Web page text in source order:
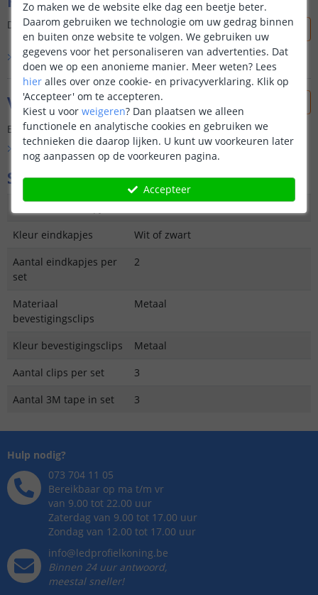
Dit product is nog niet beoordeeld door onze klanten.
Bekijk alle 0 reviews
Vraag & antwoord
Er is nog geen vraag gesteld over dit product.
Bekijk alle Vraag & antwoord
Specificaties
Kleur eindkapjes
Wit of zwart
Aantal eindkapjes per
set
2
Materiaal
bevestigingsclips
Metaal
Kleur bevestigingsclips
Metaal
Aantal clips per set
3
Aantal 3M tape in set
3
Hulp nodig?
073 704 11 05
Bereikbaar op ma t/m vr
van 9.00 tot 22.00 uur
Zaterdag van 9.00 tot 17.00 uur
Zondag van 12.00 tot 17.00 uur
info@ledprofielkoning.be
Binnen 24 uur antwoord,
meestal sneller!
Zo maken we de website elke dag een beetje beter.
Daarom gebruiken we technologie om uw gedrag binnen
en buiten onze website te volgen. We gebruiken uw
gegevens voor het personaliseren van advertenties. Dat
doen we op een anonieme manier. Meer weten? Lees
hier alles over onze cookie- en privacyverklaring. Klik op
'Accepteer' om te accepteren.
Kiest u voor weigeren? Dan plaatsen we alleen
functionele en analytische cookies en gebruiken we
technieken die daarop lijken. U kunt uw voorkeuren later
nog aanpassen op de voorkeuren pagina.
Accepteer